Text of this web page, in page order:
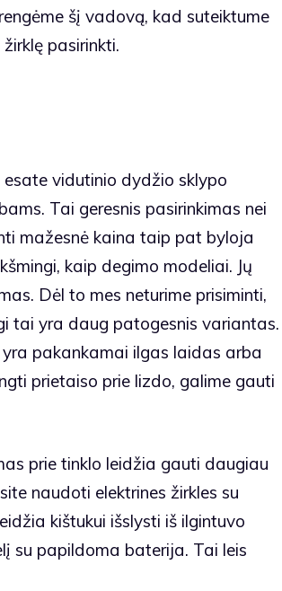
šį vadovą, kad suteiktume
pasirinkti.
esate vidutinio dydžio sklypo
Tai geresnis pasirinkimas nei
mažesnė kaina taip pat byloja
kaip degimo modeliai. Jų
Dėl to mes neturime prisiminti,
tai yra daug patogesnis variantas.
pakankamai ilgas laidas arba
prietaiso prie lizdo, galime gauti
prie tinklo leidžia gauti daugiau
naudoti elektrines žirkles su
kištukui išslysti iš ilgintuvo
su papildoma baterija. Tai leis